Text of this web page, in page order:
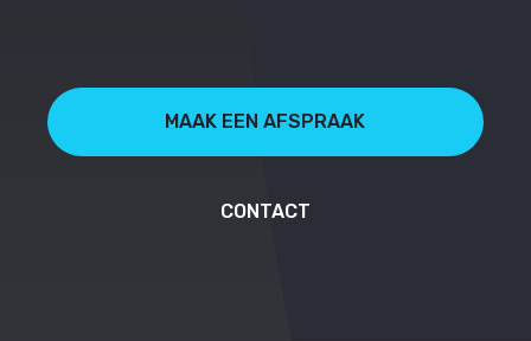
MAAK EEN AFSPRAAK
CONTACT